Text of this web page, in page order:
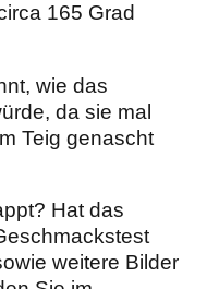
165 Grad
wie das
da sie mal
Teig genascht
Hat das
weitere Bilder